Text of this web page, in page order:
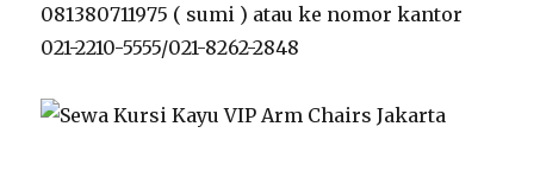
081380711975 ( sumi ) atau ke nomor kantor
021-2210-5555/021-8262-2848